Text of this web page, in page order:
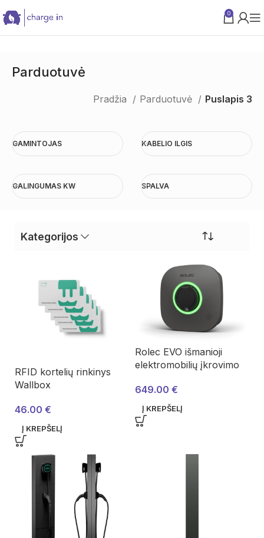
0
Parduotuvė
Pradžia Parduotuvė Puslapis 3
GAMINTOJAS KABELIO ILGIS
GALINGUMAS KW SPALVA
Kategorijos
RFID kortelių rinkinys
Wallbox
46.00 €
Į KREPŠELĮ
Rolec EVO išmanioji
elektromobilių įkrovimo
649.00 €
Į KREPŠELĮ